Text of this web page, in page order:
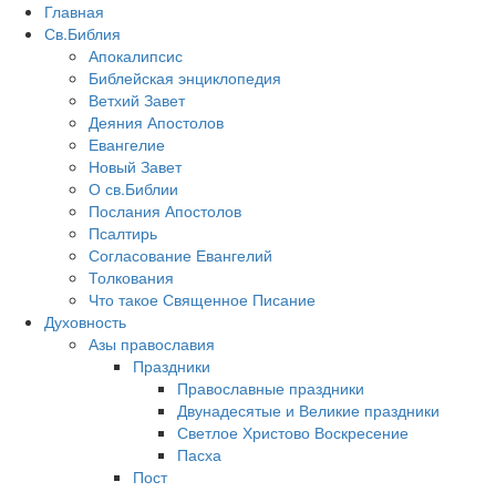
Главная
Св.Библия
Апокалипсис
Библейская энциклопедия
Ветхий Завет
Деяния Апостолов
Евангелие
Новый Завет
О св.Библии
Послания Апостолов
Псалтирь
Согласование Евангелий
Толкования
Что такое Священное Писание
Духовность
Азы православия
Праздники
Православные праздники
Двунадесятые и Великие праздники
Светлое Христово Воскресение
Пасха
Пост